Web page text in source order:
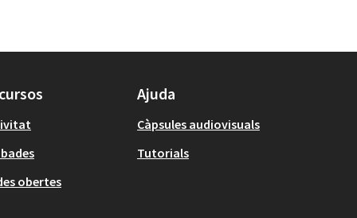
obertes
Ajuda
Càpsules audiovisuals
Tutorials